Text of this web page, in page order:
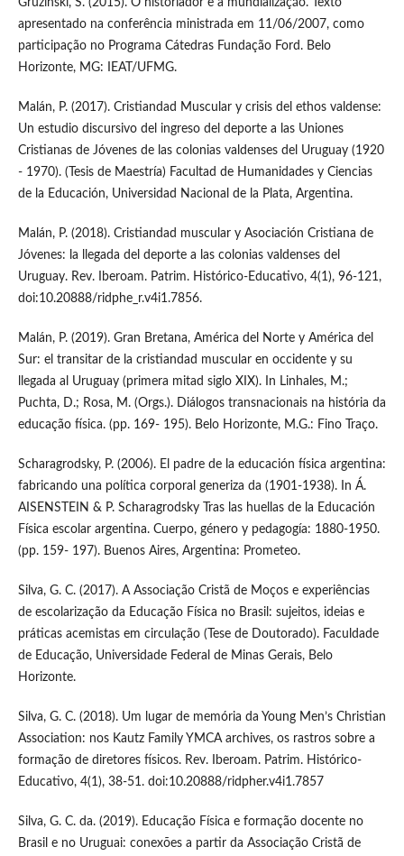
Gruzinski, S. (2015). O historiador e a mundialização. Texto
apresentado na conferência ministrada em 11/06/2007, como
participação no Programa Cátedras Fundação Ford. Belo
Horizonte, MG: IEAT/UFMG.
Malán, P. (2017). Cristiandad Muscular y crisis del ethos valdense:
Un estudio discursivo del ingreso del deporte a las Uniones
Cristianas de Jóvenes de las colonias valdenses del Uruguay (1920
- 1970). (Tesis de Maestría) Facultad de Humanidades y Ciencias
de la Educación, Universidad Nacional de la Plata, Argentina.
Malán, P. (2018). Cristiandad muscular y Asociación Cristiana de
Jóvenes: la llegada del deporte a las colonias valdenses del
Uruguay. Rev. Iberoam. Patrim. Histórico-Educativo, 4(1), 96-121,
doi:10.20888/ridphe_r.v4i1.7856.
Malán, P. (2019). Gran Bretana, América del Norte y América del
Sur: el transitar de la cristiandad muscular en occidente y su
llegada al Uruguay (primera mitad siglo XIX). In Linhales, M.;
Puchta, D.; Rosa, M. (Orgs.). Diálogos transnacionais na história da
educação física. (pp. 169- 195). Belo Horizonte, M.G.: Fino Traço.
Scharagrodsky, P. (2006). El padre de la educación física argentina:
fabricando una política corporal generiza da (1901-1938). In Á.
AISENSTEIN & P. Scharagrodsky Tras las huellas de la Educación
Física escolar argentina. Cuerpo, género y pedagogía: 1880-1950.
(pp. 159- 197). Buenos Aires, Argentina: Prometeo.
Silva, G. C. (2017). A Associação Cristã de Moços e experiências
de escolarização da Educação Física no Brasil: sujeitos, ideias e
práticas acemistas em circulação (Tese de Doutorado). Faculdade
de Educação, Universidade Federal de Minas Gerais, Belo
Horizonte.
Silva, G. C. (2018). Um lugar de memória da Young Men’s Christian
Association: nos Kautz Family YMCA archives, os rastros sobre a
formação de diretores físicos. Rev. Iberoam. Patrim. Histórico-
Educativo, 4(1), 38-51. doi:10.20888/ridpher.v4i1.7857
Silva, G. C. da. (2019). Educação Física e formação docente no
Brasil e no Uruguai: conexões a partir da Associação Cristã de